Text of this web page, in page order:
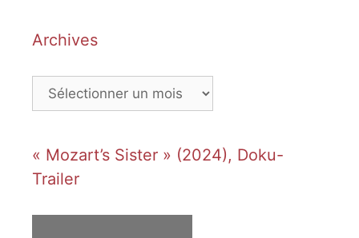
Archives
Archives
« Mozart’s Sister » (2024), Doku-
Trailer